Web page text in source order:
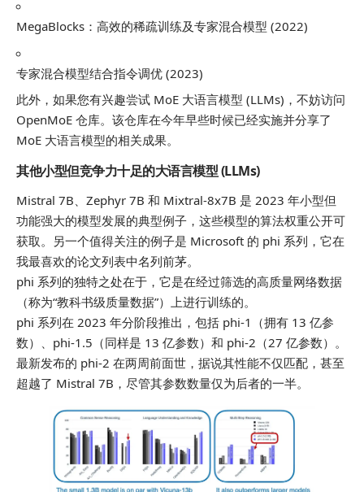
MegaBlocks：高效的稀疏训练及专家混合模型 (2022)
专家混合模型结合指令调优 (2023)
此外，如果您有兴趣尝试 MoE 大语言模型 (LLMs)，不妨访问
OpenMoE 仓库。该仓库在今年早些时候已经实施并分享了
MoE 大语言模型的相关成果。
其他小型但竞争力十足的大语言模型 (LLMs)
Mistral 7B、Zephyr 7B 和 Mixtral-8x7B 是 2023 年小型但
功能强大的模型发展的典型例子，这些模型的算法权重公开可
获取。另一个值得关注的例子是 Microsoft 的 phi 系列，它在
我最喜欢的论文列表中名列前茅。
phi 系列的独特之处在于，它是在经过筛选的高质量网络数据
（称为“教科书级质量数据”）上进行训练的。
phi 系列在 2023 年分阶段推出，包括 phi-1（拥有 13 亿参
数）、phi-1.5（同样是 13 亿参数）和 phi-2（27 亿参数）。
最新发布的 phi-2 在两周前面世，据说其性能不仅匹配，甚至
超越了 Mistral 7B，尽管其参数数量仅为后者的一半。